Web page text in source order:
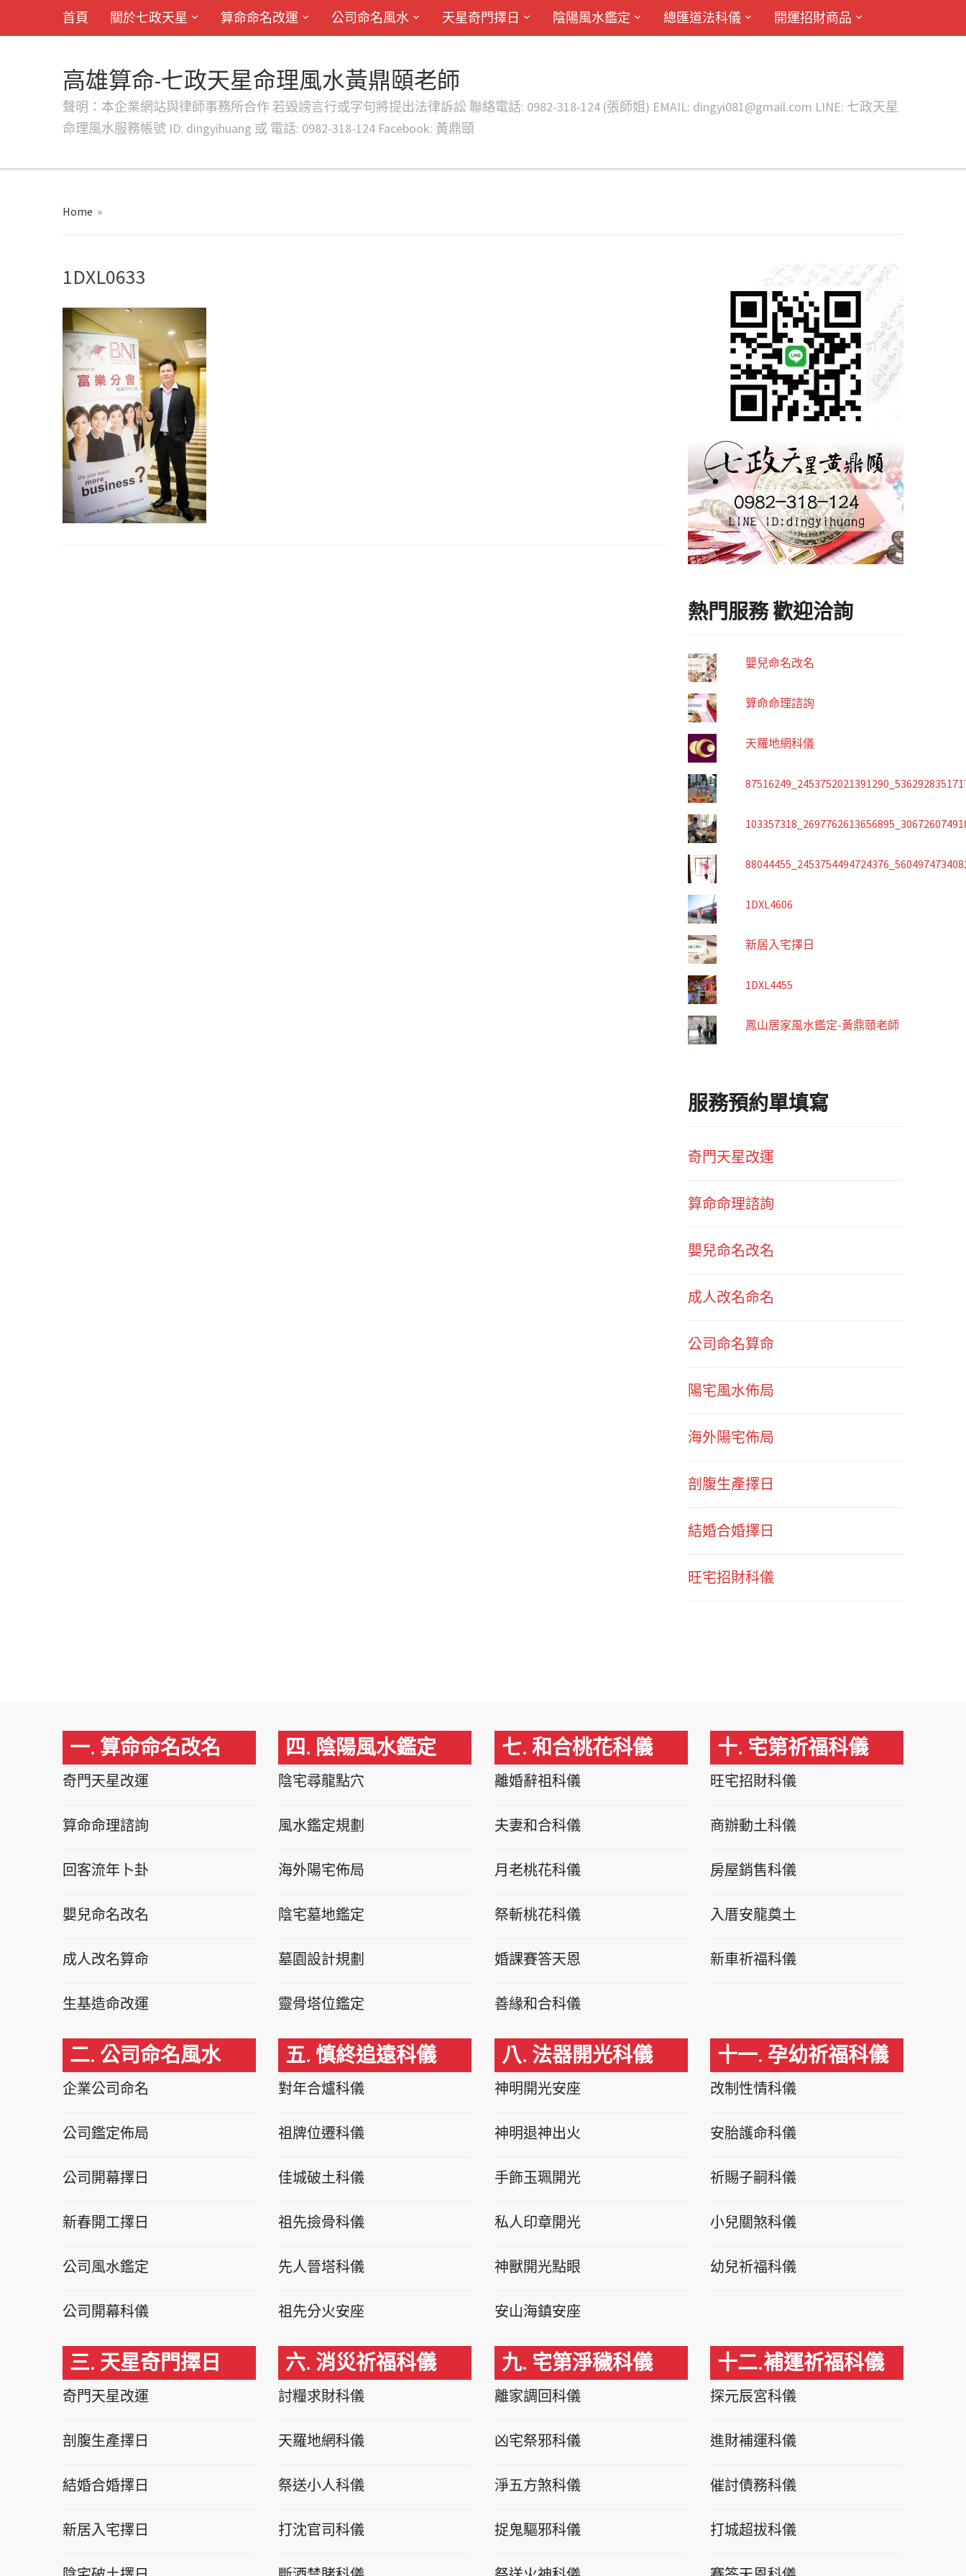
首頁 關於七政天星 算命命名改運 公司命名風水 天星奇門擇日 陰陽風水鑑定 總匯道法科儀 開運招財商品
高雄算命-七政天星命理風水黃鼎頤老師
聲明：本企業網站與律師事務所合作 若毀謗言行或字句將提出法律訴訟 聯絡電話: 0982-318-124 (張師姐) EMAIL: dingyi081@gmail.com LINE: 七政天星
命理風水服務帳號 ID: dingyihuang 或 電話: 0982-318-124 Facebook: 黃鼎頤
Home »
1DXL0633
熱門服務 歡迎洽詢
嬰兒命名改名
算命命理諮詢
天羅地網科儀
1DXL4606
新居入宅擇日
1DXL4455
鳳山居家風水鑑定-黃鼎頤老師
服務預約單填寫
奇門天星改運
算命命理諮詢
嬰兒命名改名
成人改名命名
公司命名算命
陽宅風水佈局
海外陽宅佈局
剖腹生產擇日
結婚合婚擇日
旺宅招財科儀
一. 算命命名改名
奇門天星改運
算命命理諮詢
回客流年卜卦
嬰兒命名改名
成人改名算命
生基造命改運
二. 公司命名風水
企業公司命名
公司鑑定佈局
公司開幕擇日
新春開工擇日
公司風水鑑定
公司開幕科儀
三. 天星奇門擇日
奇門天星改運
剖腹生產擇日
結婚合婚擇日
新居入宅擇日
四. 陰陽風水鑑定
陰宅尋龍點穴
風水鑑定規劃
海外陽宅佈局
陰宅墓地鑑定
墓園設計規劃
靈骨塔位鑑定
五. 慎終追遠科儀
對年合爐科儀
祖牌位遷科儀
佳城破土科儀
祖先撿骨科儀
先人晉塔科儀
祖先分火安座
六. 消災祈福科儀
討糧求財科儀
天羅地網科儀
祭送小人科儀
打沈官司科儀
七. 和合桃花科儀
離婚辭祖科儀
夫妻和合科儀
月老桃花科儀
祭斬桃花科儀
婚課賽答天恩
善緣和合科儀
八. 法器開光科儀
神明開光安座
神明退神出火
手飾玉珮開光
私人印章開光
神獸開光點眼
安山海鎮安座
九. 宅第淨穢科儀
離家調回科儀
凶宅祭邪科儀
淨五方煞科儀
捉鬼驅邪科儀
十. 宅第祈福科儀
旺宅招財科儀
商辦動土科儀
房屋銷售科儀
入厝安龍奠土
新車祈福科儀
十一. 孕幼祈福科儀
改制性情科儀
安胎護命科儀
祈賜子嗣科儀
小兒關煞科儀
幼兒祈福科儀
十二.補運祈福科儀
探元辰宮科儀
進財補運科儀
催討債務科儀
打城超拔科儀